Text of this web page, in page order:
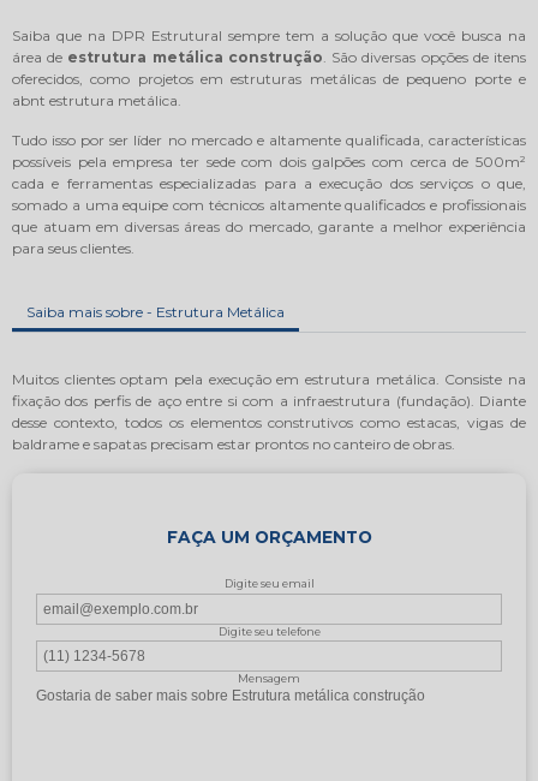
Saiba que na DPR Estrutural sempre tem a solução que você busca na
área de estrutura metálica construção. São diversas opções de itens
oferecidos, como projetos em estruturas metálicas de pequeno porte e
abnt estrutura metálica.
Tudo isso por ser líder no mercado e altamente qualificada, características
possíveis pela empresa ter sede com dois galpões com cerca de 500m²
cada e ferramentas especializadas para a execução dos serviços o que,
somado a uma equipe com técnicos altamente qualificados e profissionais
que atuam em diversas áreas do mercado, garante a melhor experiência
para seus clientes.
Saiba mais sobre - Estrutura Metálica
Muitos clientes optam pela execução em estrutura metálica. Consiste na
fixação dos perfis de aço entre si com a infraestrutura (fundação). Diante
desse contexto, todos os elementos construtivos como estacas, vigas de
baldrame e sapatas precisam estar prontos no canteiro de obras.
FAÇA UM ORÇAMENTO
Digite seu email
Digite seu telefone
Mensagem